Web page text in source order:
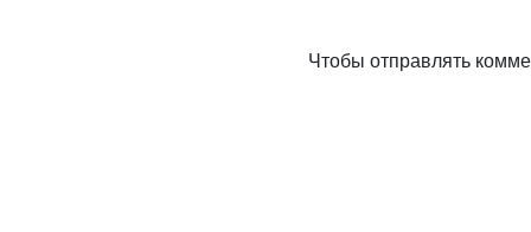
Чтобы отправлять